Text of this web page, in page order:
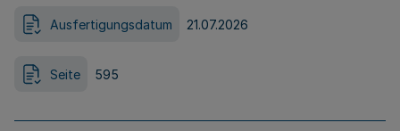
Ausfertigungsdatum 21.07.2026
Seite 595